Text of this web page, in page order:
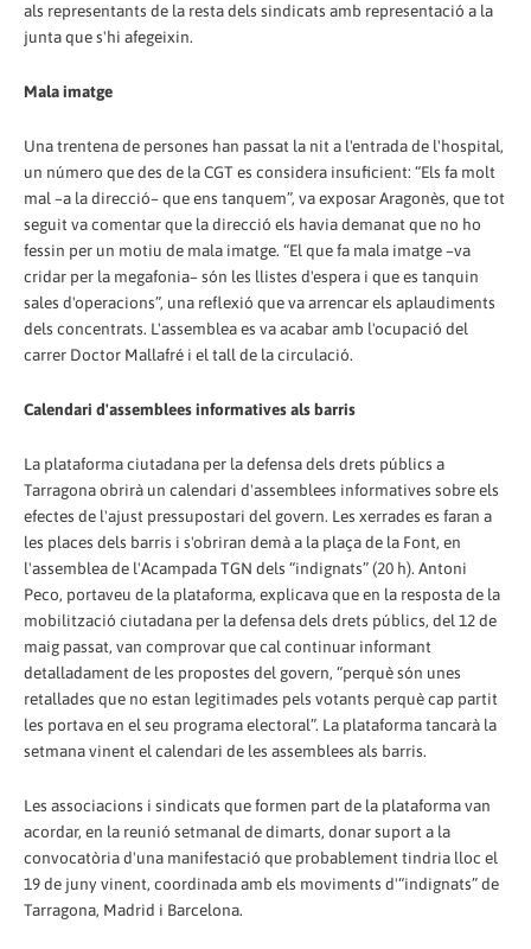
als representants de la resta dels sindicats amb representació a la
junta que s'hi afegeixin.
Mala imatge
Una trentena de persones han passat la nit a l'entrada de l'hospital,
un número que des de la CGT es considera insuficient: “Els fa molt
mal –a la direcció– que ens tanquem”, va exposar Aragonès, que tot
seguit va comentar que la direcció els havia demanat que no ho
fessin per un motiu de mala imatge. “El que fa mala imatge –va
cridar per la megafonia– són les llistes d'espera i que es tanquin
sales d'operacions”, una reflexió que va arrencar els aplaudiments
dels concentrats. L'assemblea es va acabar amb l'ocupació del
carrer Doctor Mallafré i el tall de la circulació.
Calendari d'assemblees informatives als barris
La plataforma ciutadana per la defensa dels drets públics a
Tarragona obrirà un calendari d'assemblees informatives sobre els
efectes de l'ajust pressupostari del govern. Les xerrades es faran a
les places dels barris i s'obriran demà a la plaça de la Font, en
l'assemblea de l'Acampada TGN dels “indignats” (20 h). Antoni
Peco, portaveu de la plataforma, explicava que en la resposta de la
mobilització ciutadana per la defensa dels drets públics, del 12 de
maig passat, van comprovar que cal continuar informant
detalladament de les propostes del govern, “perquè són unes
retallades que no estan legitimades pels votants perquè cap partit
les portava en el seu programa electoral”. La plataforma tancarà la
setmana vinent el calendari de les assemblees als barris.
Les associacions i sindicats que formen part de la plataforma van
acordar, en la reunió setmanal de dimarts, donar suport a la
convocatòria d'una manifestació que probablement tindria lloc el
19 de juny vinent, coordinada amb els moviments d'“indignats” de
Tarragona, Madrid i Barcelona.